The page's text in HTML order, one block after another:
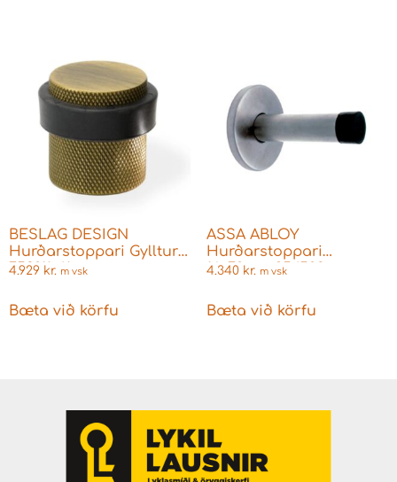
BESLAG DESIGN
Hurðarstoppari Gylltur
753011-41
4.929 kr. m vsk
Bæta við körfu
ASSA ABLOY
Hurðarstoppari
16x70mm 954508
4.340 kr. m vsk
Bæta við körfu